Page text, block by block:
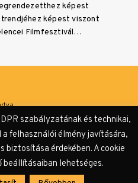
képest
képest viszont
Filmfesztivál…
szabályzatának és technikai,
felhasználói élmény javítására,
biztosítása érdekében. A cookie
beállításaiban lehetséges.